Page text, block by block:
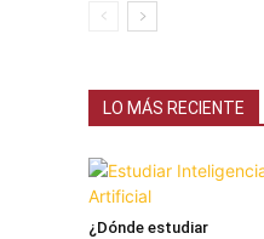
LO MÁS RECIENTE
¿Dónde estudiar